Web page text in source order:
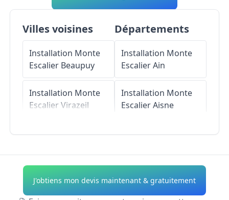
Villes voisines
Installation Monte
Escalier Beaupuy
Installation Monte
EscalierVirazeil
Installation Monte
Escalier
Montpouillan
Départements
Installation Monte
EscalierAin
Installation Monte
EscalierAisne
Installation Monte
EscalierAlpes-de-
Haute-Provence
J'obtiens mon devis maintenant & gratuitement